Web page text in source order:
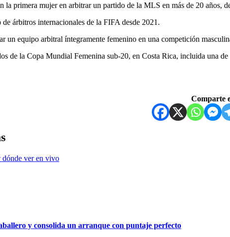
la primera mujer en arbitrar un partido de la MLS en más de 20 años,
árbitros internacionales de la FIFA desde 2021.
un equipo arbitral íntegramente femenino en una competición
de la Copa Mundial Femenina sub-20, en Costa Rica, incluida una de
Comparte
ver en vivo
y consolida un arranque con puntaje perfecto